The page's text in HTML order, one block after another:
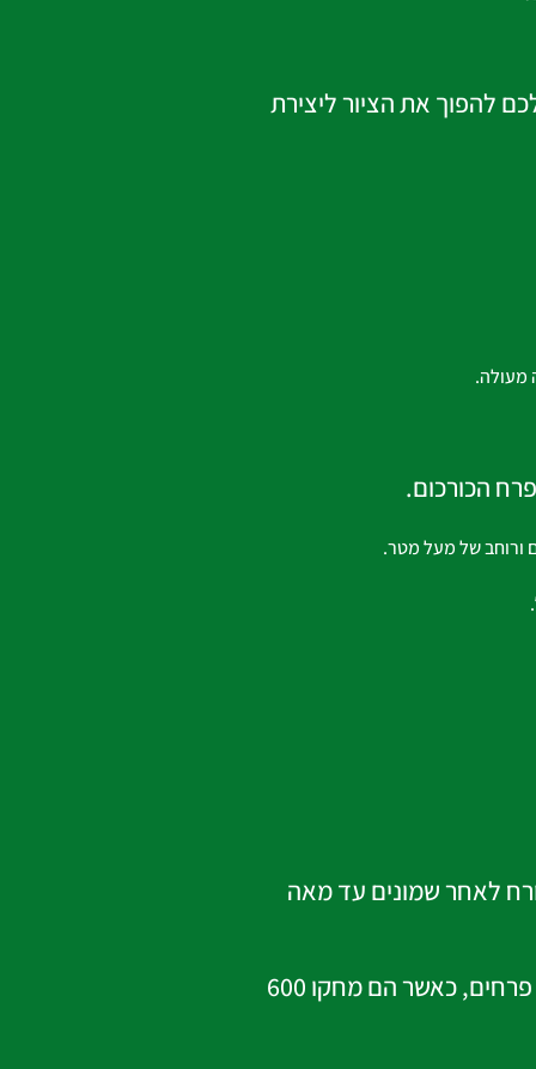
גינות, עוזרים לכם להפוך את הציור ליצירת
מעולה.
הכורכום.
ורוחב של מעל מטר.
שגדל בגובה של 4000 מטר בהרים. הפרח פורח לאחר שמונים עד מאה
מדענים אמריקאים ובריטים שעשו רשימה של כל הפרחים הקיימים בעולם גילו שיש מעל 400 אלף מינים שונים של פרחים, כאשר הם מחקו 600